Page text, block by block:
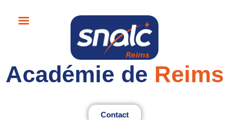
Académie de Reims
Contact